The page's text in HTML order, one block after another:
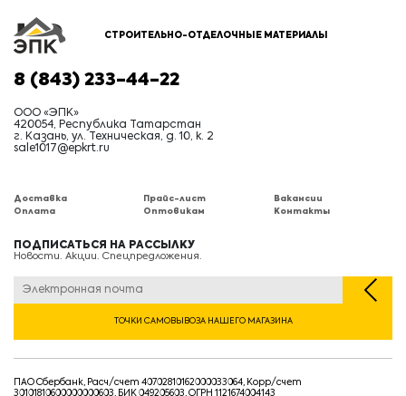
СТРОИТЕЛЬНО-ОТДЕЛОЧНЫЕ МАТЕРИАЛЫ
8 (843) 233-44-22
ООО «ЭПК»
420054, Республика Татарстан
г. Казань, ул. Техническая, д. 10, к. 2
sale1017@epkrt.ru
Доставка
Оплата
Прайс-лист
Оптовикам
Вакансии
Контакты
ПОДПИСАТЬСЯ НА РАССЫЛКУ
Новости. Акции. Спецпредложения.
ТОЧКИ САМОВЫВОЗА НАШЕГО МАГАЗИНА
ПАО Сбербанк, Расч/счет 40702810162000033064, Корр/счет
30101810600000000603, БИК 049205603, ОГРН 1121674004143